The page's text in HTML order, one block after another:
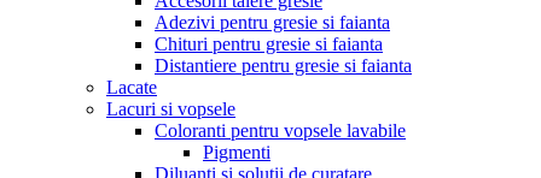
Adezivi pentru gresie si faianta
Chituri pentru gresie si faianta
Distantiere pentru gresie si faianta
Lacate
Lacuri si vopsele
Coloranti pentru vopsele lavabile
Pigmenti
Diluanti si solutii de curatare